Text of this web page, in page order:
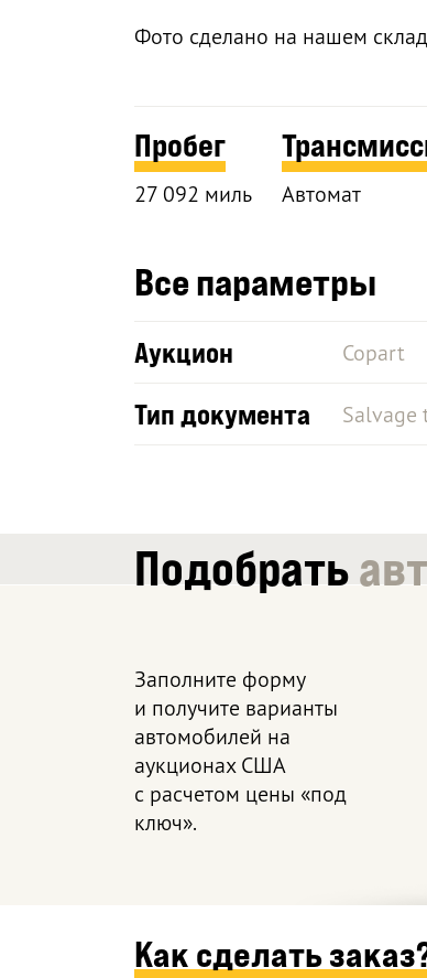
Фото сделано на нашем
Пробег
27 092 миль Автомат
Все параметры
Аукцион Copart
Тип документа Salvage
Подобрать
Заполните форму
и получите варианты
автомобилей на
аукционах США
с расчетом цены «под
ключ».
Как сделать